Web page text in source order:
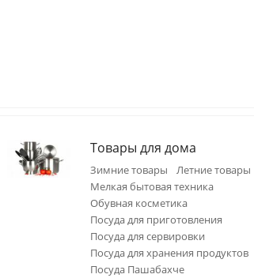
Товары для дома
Зимние товары
Летние товары
Мелкая бытовая техника
Обувная косметика
Посуда для приготовления
Посуда для сервировки
Посуда для хранения продуктов
Посуда Пашабахче